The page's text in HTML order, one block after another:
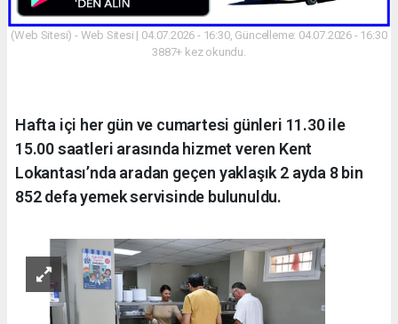
(Web Sitesi) - Web Sitesi | 04.07.2026 - 16:30, Güncelleme: 04.07.2026 - 16:30
3887+ kez okundu.
Hafta içi her gün ve cumartesi günleri 11.30 ile
15.00 saatleri arasında hizmet veren Kent
Lokantası’nda aradan geçen yaklaşık 2 ayda 8 bin
852 defa yemek servisinde bulunuldu.